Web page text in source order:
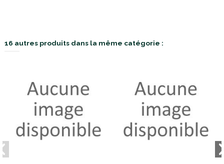
16 autres produits dans la même catégorie :